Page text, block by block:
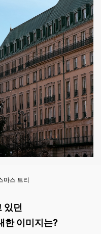
마스 트리
있던
한 이미지는?